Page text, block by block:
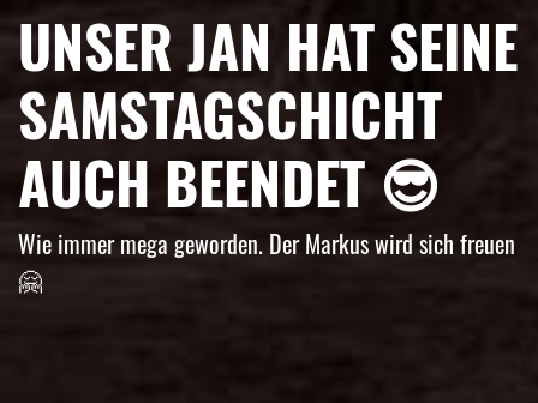
UNSER JAN HAT SEINE
SAMSTAGSCHICHT
AUCH BEENDET 😎
Wie immer mega geworden. Der Markus wird sich freuen
🤗